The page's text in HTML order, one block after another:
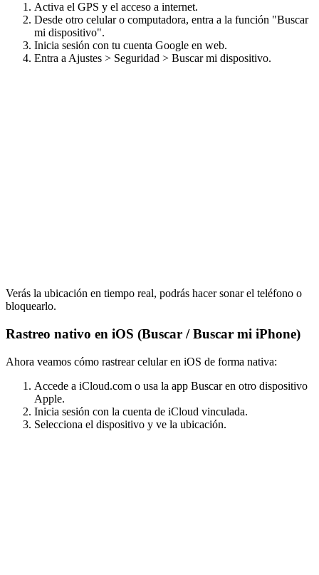
Activa el GPS y el acceso a internet.
Desde otro celular o computadora, entra a la función "Buscar
mi dispositivo".
Inicia sesión con tu cuenta Google en web.
Entra a Ajustes > Seguridad > Buscar mi dispositivo.
Verás la ubicación en tiempo real, podrás hacer sonar el teléfono o
bloquearlo.
Rastreo nativo en iOS (Buscar / Buscar mi iPhone)
Ahora veamos cómo rastrear celular en iOS de forma nativa:
Accede a iCloud.com o usa la app Buscar en otro dispositivo
Apple.
Inicia sesión con la cuenta de iCloud vinculada.
Selecciona el dispositivo y ve la ubicación.